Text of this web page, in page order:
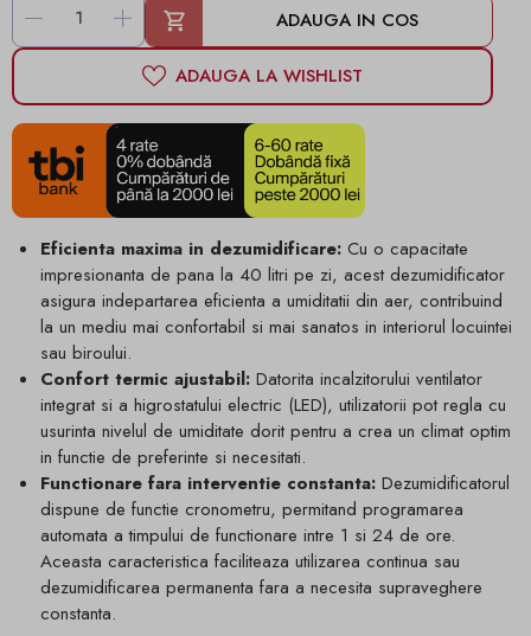
- + ADAUGA IN COS
ADAUGA LA WISHLIST
Eficienta maxima in dezumidificare: Cu o capacitate
impresionanta de pana la 40 litri pe zi, acest dezumidificator
asigura indepartarea eficienta a umiditatii din aer, contribuind
la un mediu mai confortabil si mai sanatos in interiorul locuintei
sau biroului.
Confort termic ajustabil: Datorita incalzitorului ventilator
integrat si a higrostatului electric (LED), utilizatorii pot regla cu
usurinta nivelul de umiditate dorit pentru a crea un climat optim
in functie de preferinte si necesitati.
Functionare fara interventie constanta: Dezumidificatorul
dispune de functie cronometru, permitand programarea
automata a timpului de functionare intre 1 si 24 de ore.
Aceasta caracteristica faciliteaza utilizarea continua sau
dezumidificarea permanenta fara a necesita supraveghere
constanta.